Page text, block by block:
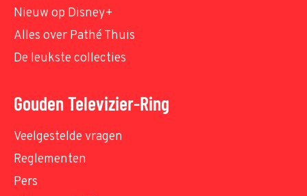
Nieuw op Disney+
Alles over Pathé Thuis
De leukste collecties
Gouden Televizier-Ring
Veelgestelde vragen
Reglementen
Pers